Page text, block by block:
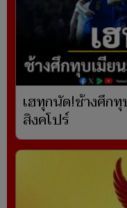
เฮทุกนัด!ช้างศึก
สิงคโปร์